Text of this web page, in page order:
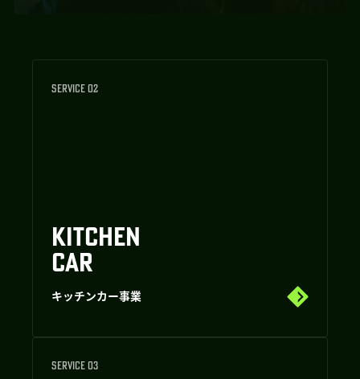
SERVICE 02
KITCHEN
CAR
キッチンカー事業
SERVICE 03